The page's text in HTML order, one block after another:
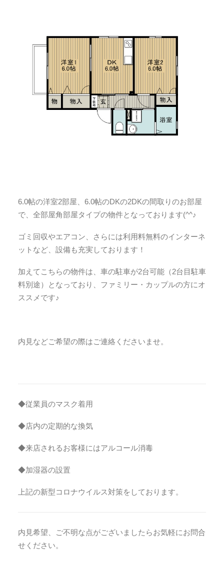
6.0帖の洋室2部屋、6.0帖のDKの2DKの間取りのお部屋
で、全部屋角部屋タイプの物件となっております(^^♪
ゴミ回収やエアコン、さらには利用料無料のインターネ
ットなど、設備も充実しております！
加えてこちらの物件は、車の駐車が2台可能（2台目駐車
料別途）となっており、ファミリー・カップルの方にオ
ススメです♪
内見などご希望の際はご連絡くださいませ。
◆従業員のマスク着用
◆店内の定期的な換気
◆来店されるお客様にはアルコール消毒
◆加湿器の設置
上記の新型コロナウイルス対策をしております。
内見希望、ご不明な点がございましたらお気軽にお問合
せください。